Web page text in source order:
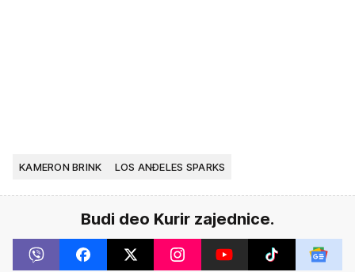
KAMERON BRINK LOS ANĐELES SPARKS
Budi deo Kurir zajednice.